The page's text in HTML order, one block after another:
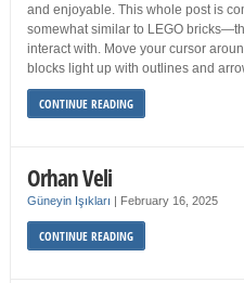
and enjoyable. This whole post is
somewhat similar to LEGO
interact with. Move your cursor
blocks light up with outlines and
CONTINUE READING
Orhan Veli
Güneyin Işıkları | February 16, 2025
CONTINUE READING